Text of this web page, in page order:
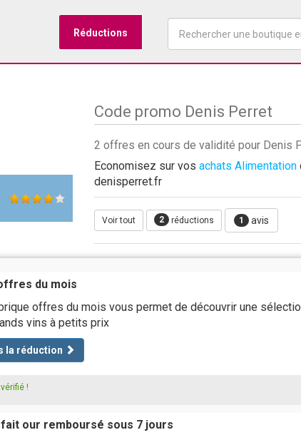
Réductions
Code promo Denis Perret
2 offres en cours de validité pour Denis
Economisez sur vos achats Alimentation
denisperret.fr
Voir tout 2 réductions 1 avis
du mois
offres du mois vous permet de découvrir une
vins à petits prix
la réduction
!
our remboursé sous 7 jours